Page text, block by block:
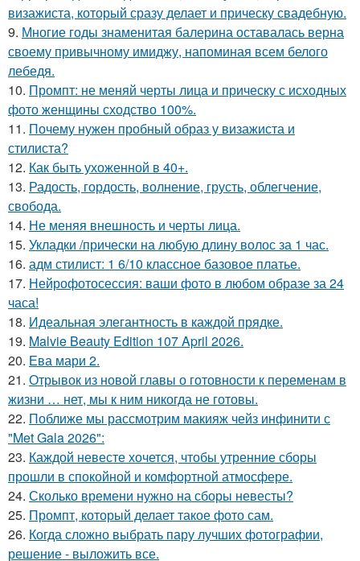
визажиста, который сразу делает и прическу свадебную.
9. Многие годы знаменитая балерина оставалась верна
своему привычному имиджу, напоминая всем белого
лебедя.
10. Промпт: не меняй черты лица и прическу с исходных
фото женщины сходство 100%.
11. Почему нужен пробный образ у визажиста и
стилиста?
12. Как быть ухоженной в 40+.
13. Радость, гордость, волнение, грусть, облегчение,
свобода.
14. Не меняя внешность и черты лица.
15. Укладки /прически на любую длину волос за 1 час.
16. адм стилист: 1 6/10 классное базовое платье.
17. Нейрофотосессия: ваши фото в любом образе за 24
часа!
18. Идеальная элегантность в каждой прядке.
19. Malvie Beauty Edition 107 April 2026.
20. Ева мари 2.
21. Отрывок из новой главы о готовности к переменам в
жизни … нет, мы к ним никогда не готовы.
22. Поближе мы рассмотрим макияж чейз инфинити с
"Met Gala 2026":
23. Каждой невесте хочется, чтобы утренние сборы
прошли в спокойной и комфортной атмосфере.
24. Сколько времени нужно на сборы невесты?
25. Промпт, который делает такое фото сам.
26. Когда сложно выбрать пару лучших фотографии,
решение - выложить все.